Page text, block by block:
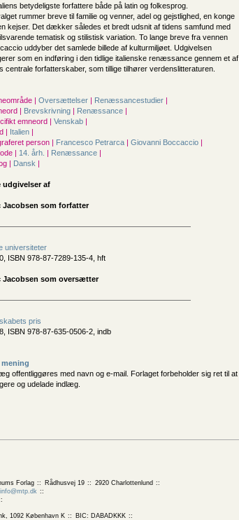
betydeligste forfattere både på latin og folkesprog.
rummer breve til familie og venner, adel og gejstlighed, en konge
kejser. Det dækker således et bredt udsnit af tidens samfund med
tematisk og stilistisk variation. To lange breve fra vennen
uddyber det samlede billede af kulturmiljøet. Udgivelsen
som en indføring i den tidlige italienske renæssance gennem et af
centrale forfatterskaber, som tillige tilhører verdenslitteraturen.
| Oversættelser | Renæssancestudier |
| Brevskrivning | Renæssance |
emneord | Venskab |
| Italien |
person | Francesco Petrarca | Giovanni Boccaccio |
| 14. årh. | Renæssance |
| Dansk |
udgivelser af
Jacobsen som forfatter
universiteter
ISBN 978-87-7289-135-4, hft
Jacobsen som oversætter
pris
ISBN 978-87-635-0506-2, indb
mening
offentliggøres med navn og e-mail. Forlaget forbeholder sig ret til at
og udelade indlæg.
Forlag Rådhusvej 19
2920 Charlottenlund
info@mtp.dk
1092 København K BIC: DABADKKK